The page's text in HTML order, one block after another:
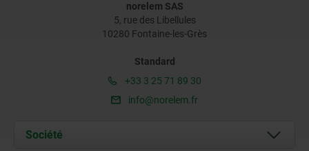
norelem SAS
5, rue des Libellules
10280 Fontaine-les-Grès
Standard
+33 3 25 71 89 30
info@norelem.fr
Société